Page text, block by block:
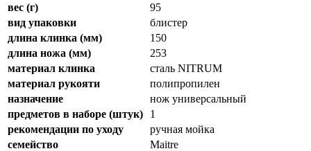
вес (г)
95
вид упаковки
блистер
длина клинка (мм)
150
длина ножа (мм)
253
материал клинка
сталь NITRUM
материал рукояти
полипропилен
назначение
нож универсальный
предметов в наборе (штук)
1
рекомендации по уходу
ручная мойка
семейство
Maitre